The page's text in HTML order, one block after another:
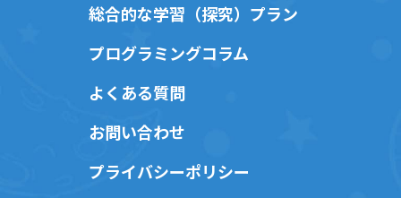
総合的な学習（探究）プラン
プログラミングコラム
よくある質問
お問い合わせ
プライバシーポリシー